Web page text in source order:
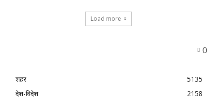
Load more
0
शहर
5135
देश-विदेश
2158